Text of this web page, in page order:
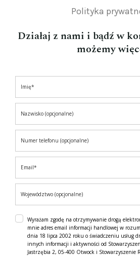
Polityka
Działaj z nami i bądź w
możemy
Wyrażam zgodę na otrzymywanie drogą
mnie adres email informacji handlowej w
dnia 18 lipca 2002 roku o świadczeniu usług
innych informacji i aktywności od
Jastrzębia 2, 05-400 Otwock i Stowarzyszenie